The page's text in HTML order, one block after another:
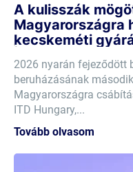
A kulisszák
Magyarországra
kecskeméti
2026 nyarán fejeződött
beruházásának
Magyarországra
ITD Hungary,...
Tovább olvasom